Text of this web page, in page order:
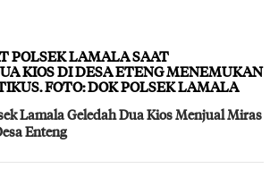
POLSEK LAMALA SAAT
KIOS DI DESA ETENG MENEMUKAN
FOTO: DOK POLSEK LAMALA
Lamala Geledah Dua Kios Menjual Miras
Enteng